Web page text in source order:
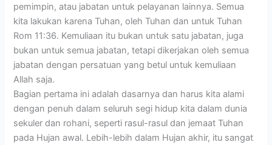
pemimpin, atau jabatan untuk pelayanan lainnya. Semua
kita lakukan karena Tuhan, oleh Tuhan dan untuk Tuhan
Rom 11:36. Kemuliaan itu bukan untuk satu jabatan, juga
bukan untuk semua jabatan, tetapi dikerjakan oleh semua
jabatan dengan persatuan yang betul untuk kemuliaan
Allah saja.
Bagian pertama ini adalah dasarnya dan harus kita alami
dengan penuh dalam seluruh segi hidup kita dalam dunia
sekuler dan rohani, seperti rasul-rasul dan jemaat Tuhan
pada Hujan awal. Lebih-lebih dalam Hujan akhir, itu sangat